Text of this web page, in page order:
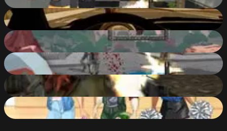
86
Supercars Zombie Driving
80
Zombie Challenge
67%
Extreme Battle Pixel Royale
86%
Shoot Your Nightmare: Halloween Special
87 %
Disney Zombie Mashup
78